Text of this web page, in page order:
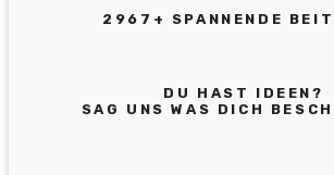
2967+ SPANNENDE
DU HAST IDEEN?
SAG UNS WAS DICH